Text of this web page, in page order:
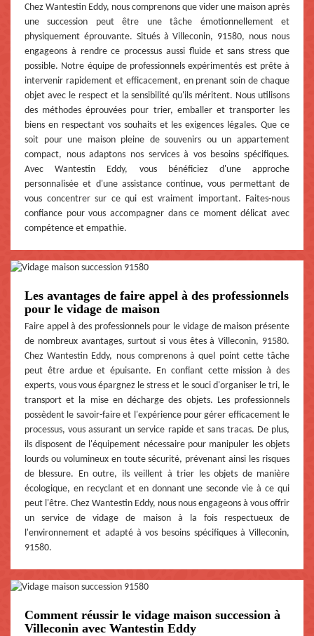
Chez Wantestin Eddy, nous comprenons que vider une maison après
une succession peut être une tâche émotionnellement et
physiquement éprouvante. Situés à Villeconin, 91580, nous nous
engageons à rendre ce processus aussi fluide et sans stress que
possible. Notre équipe de professionnels expérimentés est prête à
intervenir rapidement et efficacement, en prenant soin de chaque
objet avec le respect et la sensibilité qu'ils méritent. Nous utilisons
des méthodes éprouvées pour trier, emballer et transporter les
biens en respectant vos souhaits et les exigences légales. Que ce
soit pour une maison pleine de souvenirs ou un appartement
compact, nous adaptons nos services à vos besoins spécifiques.
Avec Wantestin Eddy, vous bénéficiez d'une approche
personnalisée et d'une assistance continue, vous permettant de
vous concentrer sur ce qui est vraiment important. Faites-nous
confiance pour vous accompagner dans ce moment délicat avec
compétence et empathie.
Les avantages de faire appel à des professionnels
pour le vidage de maison
Faire appel à des professionnels pour le vidage de maison présente
de nombreux avantages, surtout si vous êtes à Villeconin, 91580.
Chez Wantestin Eddy, nous comprenons à quel point cette tâche
peut être ardue et épuisante. En confiant cette mission à des
experts, vous vous épargnez le stress et le souci d'organiser le tri, le
transport et la mise en décharge des objets. Les professionnels
possèdent le savoir-faire et l'expérience pour gérer efficacement le
processus, vous assurant un service rapide et sans tracas. De plus,
ils disposent de l'équipement nécessaire pour manipuler les objets
lourds ou volumineux en toute sécurité, prévenant ainsi les risques
de blessure. En outre, ils veillent à trier les objets de manière
écologique, en recyclant et en donnant une seconde vie à ce qui
peut l'être. Chez Wantestin Eddy, nous nous engageons à vous offrir
un service de vidage de maison à la fois respectueux de
l'environnement et adapté à vos besoins spécifiques à Villeconin,
91580.
Comment réussir le vidage maison succession à
Villeconin avec Wantestin Eddy